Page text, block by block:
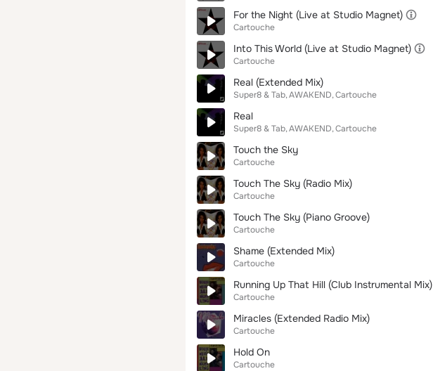
For the Night (Live at Studio Magnet)
Cartouche
Into This World (Live at Studio Magnet)
Cartouche
Real (Extended Mix)
Super8 & Tab AWAKEND Cartouche
Real
Super8 & Tab AWAKEND Cartouche
Touch the Sky
Cartouche
Touch The Sky (Radio Mix)
Cartouche
Touch The Sky (Piano Groove)
Cartouche
Shame (Extended Mix)
Cartouche
Running Up That Hill (Club Instrumental Mix)
Cartouche
Miracles (Extended Radio Mix)
Cartouche
Hold On
Cartouche